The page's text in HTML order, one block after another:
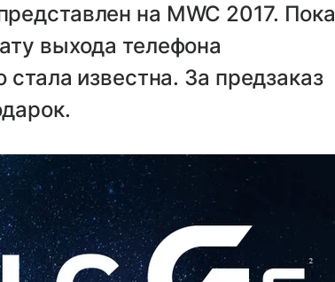
на MWC 2017. Пока
выхода телефона
известна. За предзаказ